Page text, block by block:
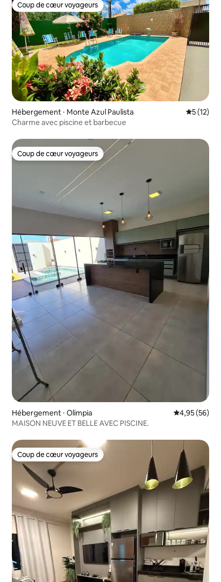
Coup de cœur voyageurs
Coup de cœur voyageurs
Hébergement ⋅ Monte Azul Paulista
5 (12)
Charme avec piscine et barbecue
Coup de cœur voyageurs
Coup de cœur voyageurs
Hébergement ⋅ Olímpia Évaluation
4,95 (56)
MAISON NEUVE ET BELLE AVEC PISCINE.
Coup de cœur voyageurs
Coup de cœur voyageurs